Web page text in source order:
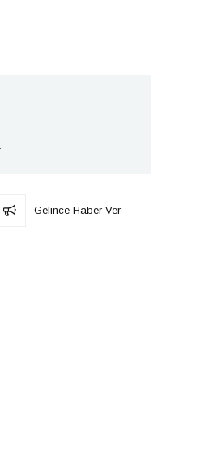
Gelince Haber Ver